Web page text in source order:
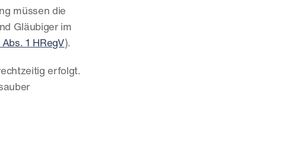
müssen die
Gläubiger im
1 HRegV).
erfolgt.